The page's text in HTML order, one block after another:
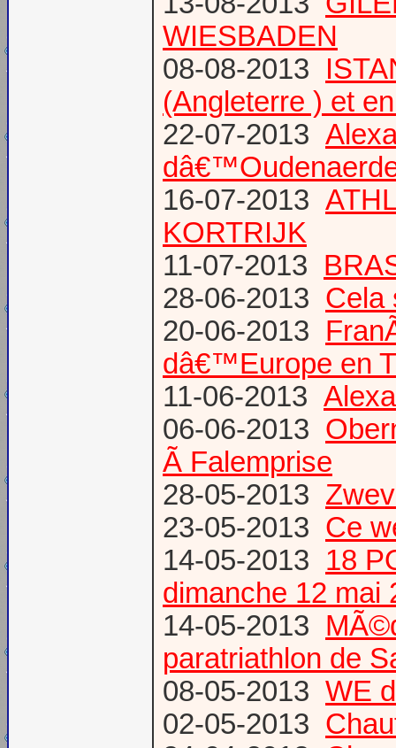
WIESBADEN
08-08-2013
(Angleterre ) et
22-07-2013
16-07-2013
KORTRIJK
11-07-2013
28-06-2013 Cela
20-06-2013
dâ€™Europe en
11-06-2013
06-06-2013
Ã Falemprise
28-05-2013
23-05-2013 Ce
14-05-2013 18
dimanche 12 mai
14-05-2013
paratriathlon de
08-05-2013 WE
02-05-2013